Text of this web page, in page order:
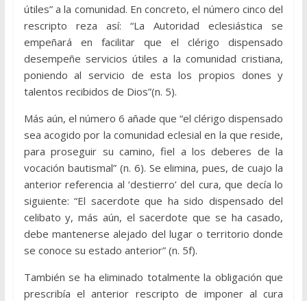
útiles” a la comunidad. En concreto, el número cinco del
rescripto reza así: “La Autoridad eclesiástica se
empeñará en facilitar que el clérigo dispensado
desempeñe servicios útiles a la comunidad cristiana,
poniendo al servicio de esta los propios dones y
talentos recibidos de Dios”(n. 5).
Más aún, el número 6 añade que “el clérigo dispensado
sea acogido por la comunidad eclesial en la que reside,
para proseguir su camino, fiel a los deberes de la
vocación bautismal” (n. 6). Se elimina, pues, de cuajo la
anterior referencia al ‘destierro’ del cura, que decía lo
siguiente: “El sacerdote que ha sido dispensado del
celibato y, más aún, el sacerdote que se ha casado,
debe mantenerse alejado del lugar o territorio donde
se conoce su estado anterior” (n. 5f).
También se ha eliminado totalmente la obligación que
prescribía el anterior rescripto de imponer al cura